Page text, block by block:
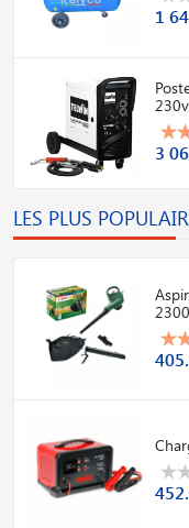
1
230v
3
LES PLUS